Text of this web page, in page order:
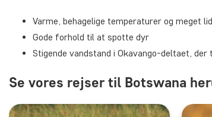
Varme, behagelige temperaturer og meget
Gode forhold til at spotte dyr
Stigende vandstand i Okavango-deltaet,
Se vores rejser til Botswana